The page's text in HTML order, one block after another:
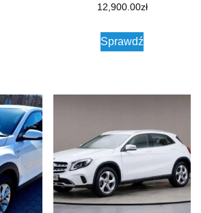
12,900.00zł
Sprawdź